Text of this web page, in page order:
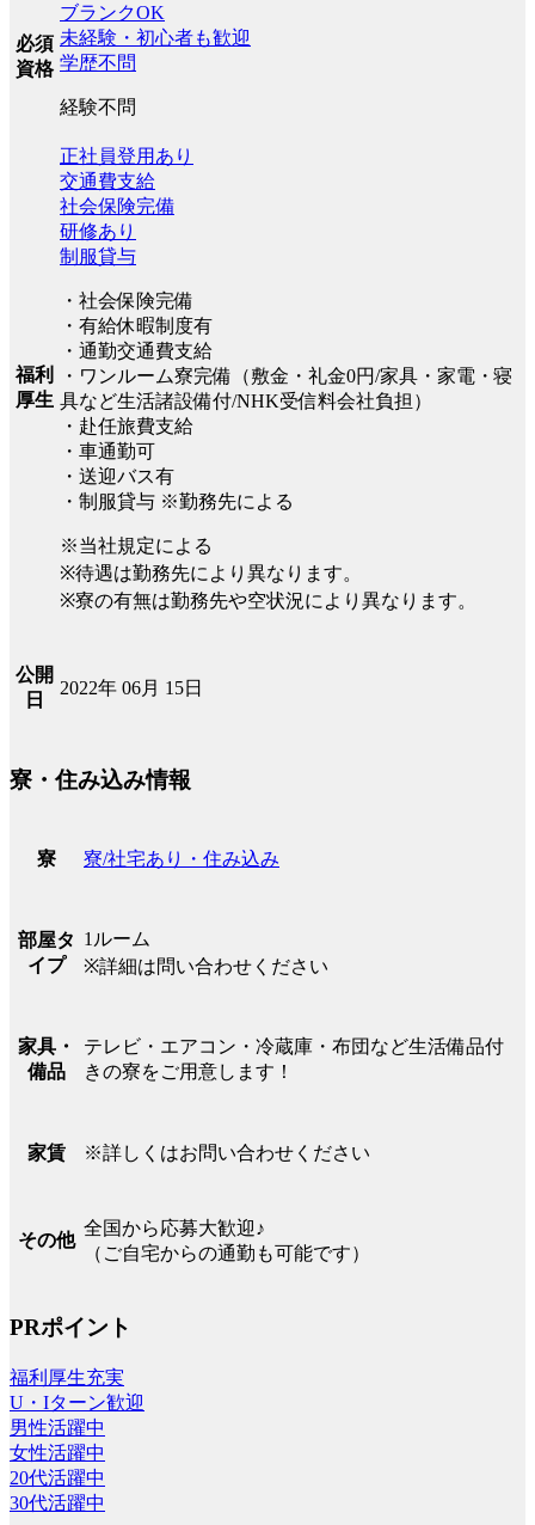
必須
資格
ブランクOK
未経験・初心者も歓迎
学歴不問
経験不問
福利
厚生
正社員登用あり
交通費支給
社会保険完備
研修あり
制服貸与
・社会保険完備
・有給休暇制度有
・通勤交通費支給
・ワンルーム寮完備（敷金・礼金0円/家具・家電・寝
具など生活諸設備付/NHK受信料会社負担）
・赴任旅費支給
・車通勤可
・送迎バス有
・制服貸与 ※勤務先による
※当社規定による
※待遇は勤務先により異なります。
※寮の有無は勤務先や空状況により異なります。
公開
日
2022年 06月 15日
寮・住み込み情報
寮 寮/社宅あり・住み込み
部屋タ
イプ
1ルーム
※詳細は問い合わせください
家具・
備品
テレビ・エアコン・冷蔵庫・布団など生活備品付
きの寮をご用意します！
家賃 ※詳しくはお問い合わせください
その他
全国から応募大歓迎♪
（ご自宅からの通勤も可能です）
PRポイント
福利厚生充実
U・Iターン歓迎
男性活躍中
女性活躍中
20代活躍中
30代活躍中